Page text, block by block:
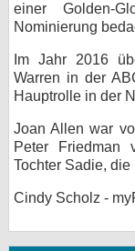
einer Golden-
Nominierung
Im Jahr 2016
Warren in der
Hauptrolle in der
Joan Allen war
Peter Friedman
Tochter Sadie,
Cindy Scholz -